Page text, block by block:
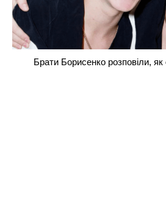
Брати Борисенко розповіли, як